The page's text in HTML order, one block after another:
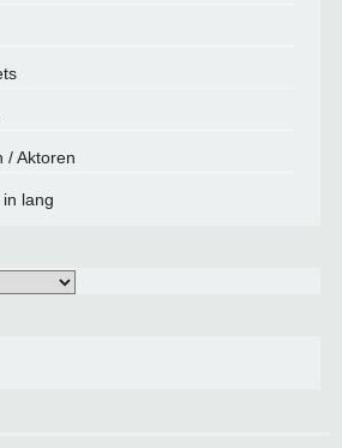
/ Aktoren
lang